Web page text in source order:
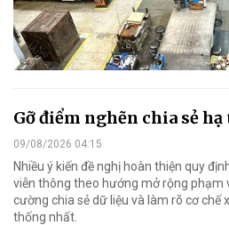
Gỡ điểm nghẽn chia sẻ
09/08/2026 04:15
Nhiều ý kiến đề nghị hoàn thiện quy
viễn thông theo hướng mở rộng phạm
cường chia sẻ dữ liệu và làm rõ cơ chế
thống nhất.